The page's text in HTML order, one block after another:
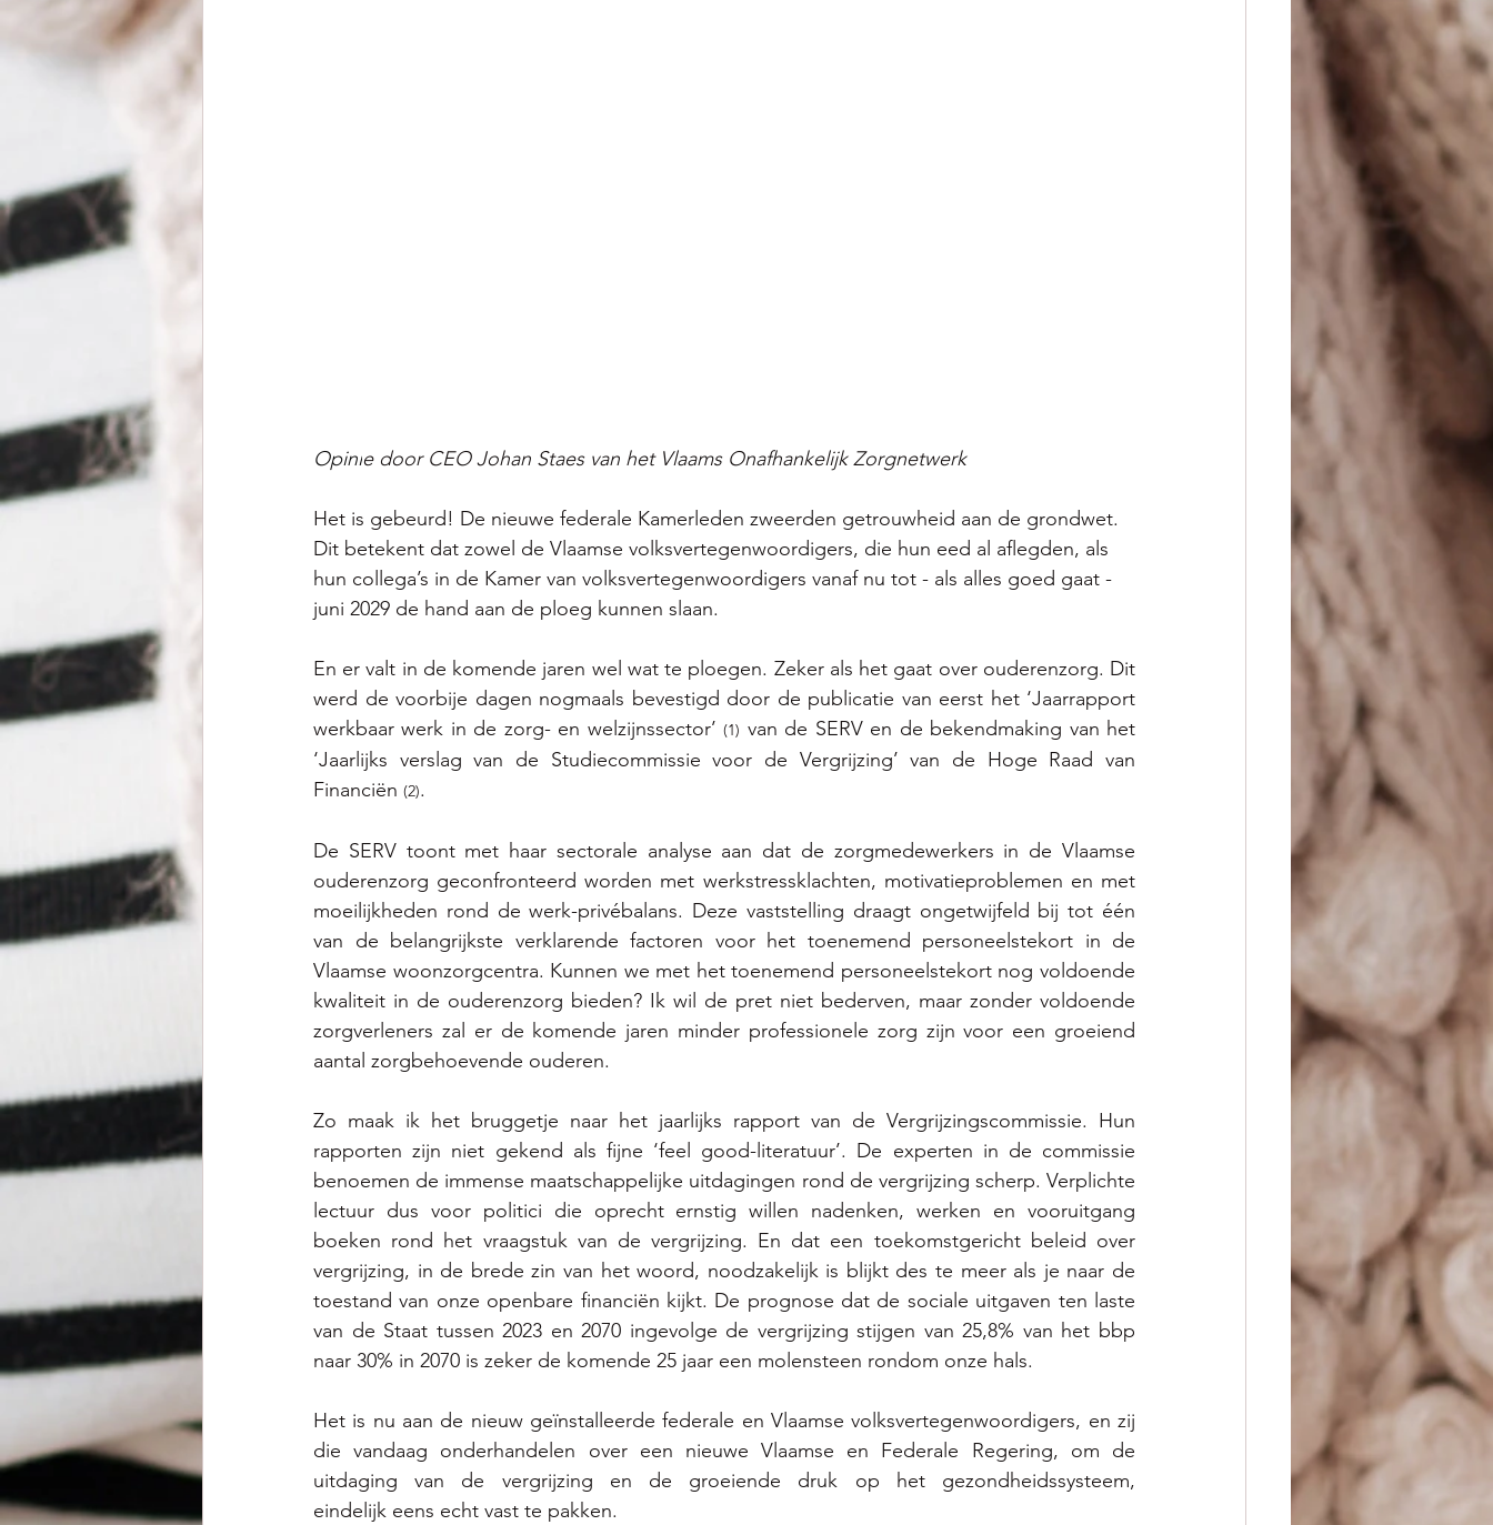
Opinie door CEO Johan Staes van het Vlaams Onafhankelijk Zorgnetwerk
Het is gebeurd! De nieuwe federale Kamerleden zweerden getrouwheid aan de grondwet.
Dit betekent dat zowel de Vlaamse volksvertegenwoordigers, die hun eed al aflegden, als
hun collega’s in de Kamer van volksvertegenwoordigers vanaf nu tot - als alles goed gaat -
juni 2029 de hand aan de ploeg kunnen slaan.
En er valt in de komende jaren wel wat te ploegen. Zeker als het gaat over ouderenzorg. Dit
werd de voorbije dagen nogmaals bevestigd door de publicatie van eerst het ‘Jaarrapport
werkbaar werk in de zorg- en welzijnssector’ (1) van de SERV en de bekendmaking van het
‘Jaarlijks verslag van de Studiecommissie voor de Vergrijzing’ van de Hoge Raad van
Financiën (2).
De SERV toont met haar sectorale analyse aan dat de zorgmedewerkers in de Vlaamse
ouderenzorg geconfronteerd worden met werkstressklachten, motivatieproblemen en met
moeilijkheden rond de werk-privébalans. Deze vaststelling draagt ongetwijfeld bij tot één
van de belangrijkste verklarende factoren voor het toenemend personeelstekort in de
Vlaamse woonzorgcentra. Kunnen we met het toenemend personeelstekort nog voldoende
kwaliteit in de ouderenzorg bieden? Ik wil de pret niet bederven, maar zonder voldoende
zorgverleners zal er de komende jaren minder professionele zorg zijn voor een groeiend
aantal zorgbehoevende ouderen.
Zo maak ik het bruggetje naar het jaarlijks rapport van de Vergrijzingscommissie. Hun
rapporten zijn niet gekend als fijne ‘feel good-literatuur’. De experten in de commissie
benoemen de immense maatschappelijke uitdagingen rond de vergrijzing scherp. Verplichte
lectuur dus voor politici die oprecht ernstig willen nadenken, werken en vooruitgang
boeken rond het vraagstuk van de vergrijzing. En dat een toekomstgericht beleid over
vergrijzing, in de brede zin van het woord, noodzakelijk is blijkt des te meer als je naar de
toestand van onze openbare financiën kijkt. De prognose dat de sociale uitgaven ten laste
van de Staat tussen 2023 en 2070 ingevolge de vergrijzing stijgen van 25,8% van het bbp
naar 30% in 2070 is zeker de komende 25 jaar een molensteen rondom onze hals.
Het is nu aan de nieuw geïnstalleerde federale en Vlaamse volksvertegenwoordigers, en zij
die vandaag onderhandelen over een nieuwe Vlaamse en Federale Regering, om de
uitdaging van de vergrijzing en de groeiende druk op het gezondheidssysteem,
eindelijk eens echt vast te pakken.